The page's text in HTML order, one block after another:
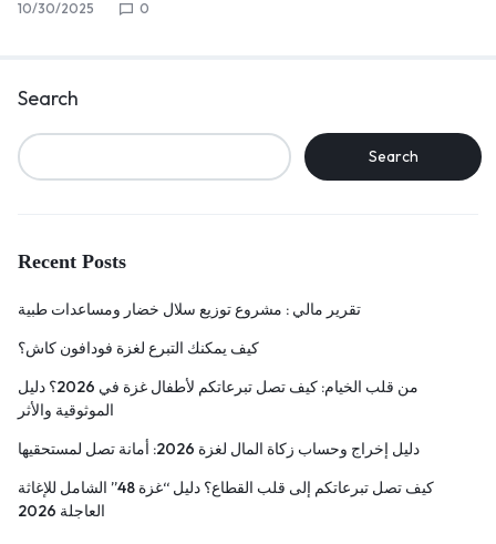
10/30/2025 0
Search
Search
Recent Posts
تقرير مالي : مشروع توزيع سلال خضار ومساعدات طبية
كيف يمكنك التبرع لغزة فودافون كاش؟
من قلب الخيام: كيف تصل تبرعاتكم لأطفال غزة في 2026؟ دليل
الموثوقية والأثر
دليل إخراج وحساب زكاة المال لغزة 2026: أمانة تصل لمستحقيها
كيف تصل تبرعاتكم إلى قلب القطاع؟ دليل “غزة 48” الشامل للإغاثة
العاجلة 2026